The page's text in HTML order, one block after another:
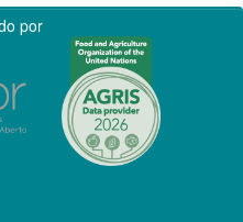
por